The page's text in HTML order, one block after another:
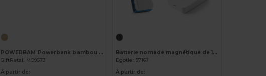
POWERBAM Powerbank bambou 2200 mAh
GiftRetail MO9673
À partir de:
Batterie nomade magnétique de 10 000 mAh avec chargeur sans fil ultrarapide de 15 W en ABS recyclé (100 % rABS)
Egotier 97167
À partir de: